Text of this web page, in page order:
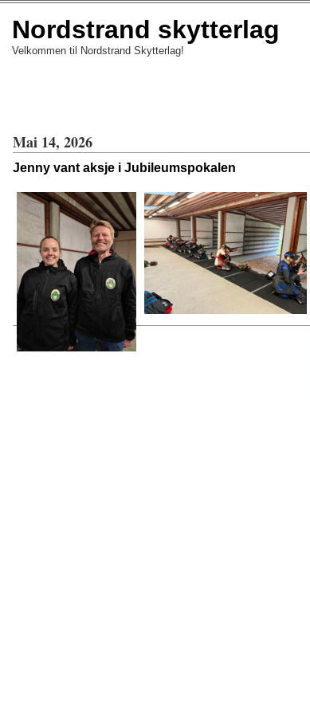
Nordstrand skytterlag
Velkommen til Nordstrand Skytterlag!
Mai 14, 2026
Jenny vant aksje i Jubileumspokalen